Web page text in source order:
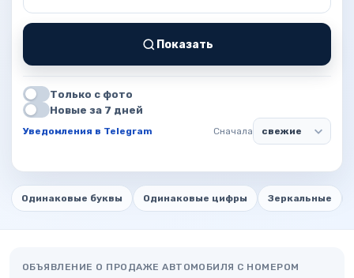
Показать
Только с фото
Новые за 7 дней
Уведомления в Telegram Сначала
Одинаковые буквы Одинаковые цифры Зеркальные
ОБЪЯВЛЕНИЕ О ПРОДАЖЕ АВТОМОБИЛЯ С НОМЕРОМ